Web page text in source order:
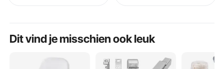
Dit vind je misschien ook leuk